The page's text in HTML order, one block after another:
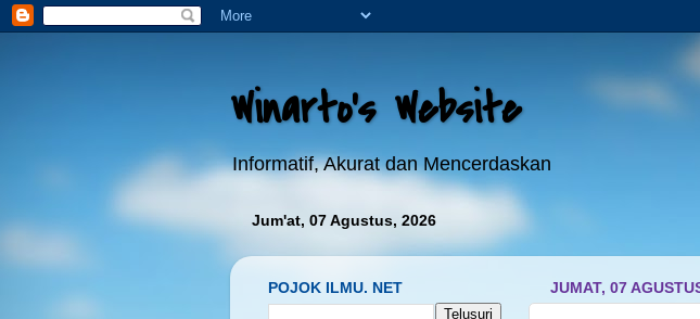
Winarto's Website
Informatif, Akurat dan Mencerdaskan
Jum'at, 07 Agustus, 2026
JUMAT, 07
POJOK ILMU. NET